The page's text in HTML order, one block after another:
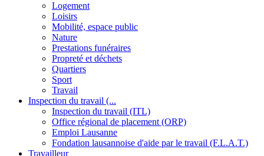
Logement
Loisirs
Mobilité, espace public
Nature
Prestations funéraires
Propreté et déchets
Quartiers
Sport
Travail
Inspection du travail (...
Inspection du travail (ITL)
Office régional de placement (ORP)
Emploi Lausanne
Fondation lausannoise d'aide par le travail (F.L.A.T.)
Travailleur